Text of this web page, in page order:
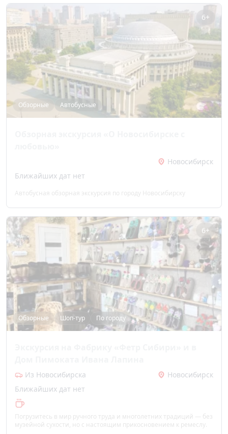
6+
Обзорные Автобусные
Новосибирск
Ближайших дат нет
Автобусная обзорная экскурсия по городу Новосибирску
6+
Обзорные Шоп-тур По городу
Из Новосибирска
Новосибирск
Ближайших дат нет
Погрузитесь в мир ручного труда и многолетних традиций — без
музейной сухости, но с настоящим прикосновением к ремеслу.